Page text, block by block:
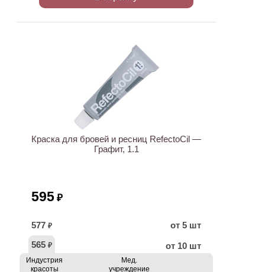
Краска для бровей и ресниц RefectoCil —
Графит, 1.1
595 ₽
577 ₽
от 5 шт
565 ₽ от 10 шт
Индустрия
красоты
Мед.
учреждение